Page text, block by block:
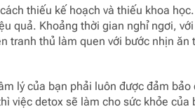
thiếu kế hoạch và thiếu khoa
quả. Khoảng thời gian nghỉ ngơi,
tranh thủ làm quen với bước nhịn ăn
lý của bạn phải luôn được đảm
việc detox sẽ làm cho sức khỏe của